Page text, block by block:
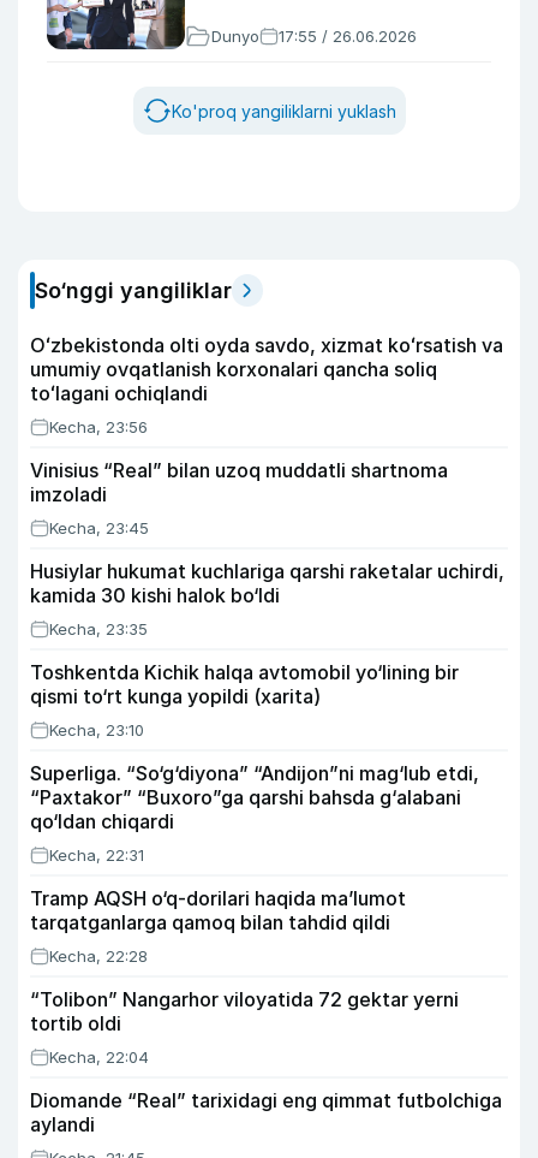
Dunyo 17:55 / 26.06.2026
Ko'proq yangiliklarni yuklash
So‘nggi yangiliklar
Oʻzbekistonda olti oyda savdo, xizmat koʻrsatish va
umumiy ovqatlanish korxonalari qancha soliq
toʻlagani ochiqlandi
Kecha, 23:56
Vinisius “Real” bilan uzoq muddatli shartnoma
imzoladi
Kecha, 23:45
Husiylar hukumat kuchlariga qarshi raketalar uchirdi,
kamida 30 kishi halok bo‘ldi
Kecha, 23:35
Toshkentda Kichik halqa avtomobil yo‘lining bir
qismi to‘rt kunga yopildi (xarita)
Kecha, 23:10
Superliga. “So‘g‘diyona” “Andijon”ni mag‘lub etdi,
“Paxtakor” “Buxoro”ga qarshi bahsda g‘alabani
qo‘ldan chiqardi
Kecha, 22:31
Tramp AQSH o‘q-dorilari haqida ma’lumot
tarqatganlarga qamoq bilan tahdid qildi
Kecha, 22:28
“Tolibon” Nangarhor viloyatida 72 gektar yerni
tortib oldi
Kecha, 22:04
Diomande “Real” tarixidagi eng qimmat futbolchiga
aylandi